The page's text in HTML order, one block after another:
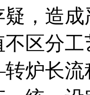
，造
分工
炉长流